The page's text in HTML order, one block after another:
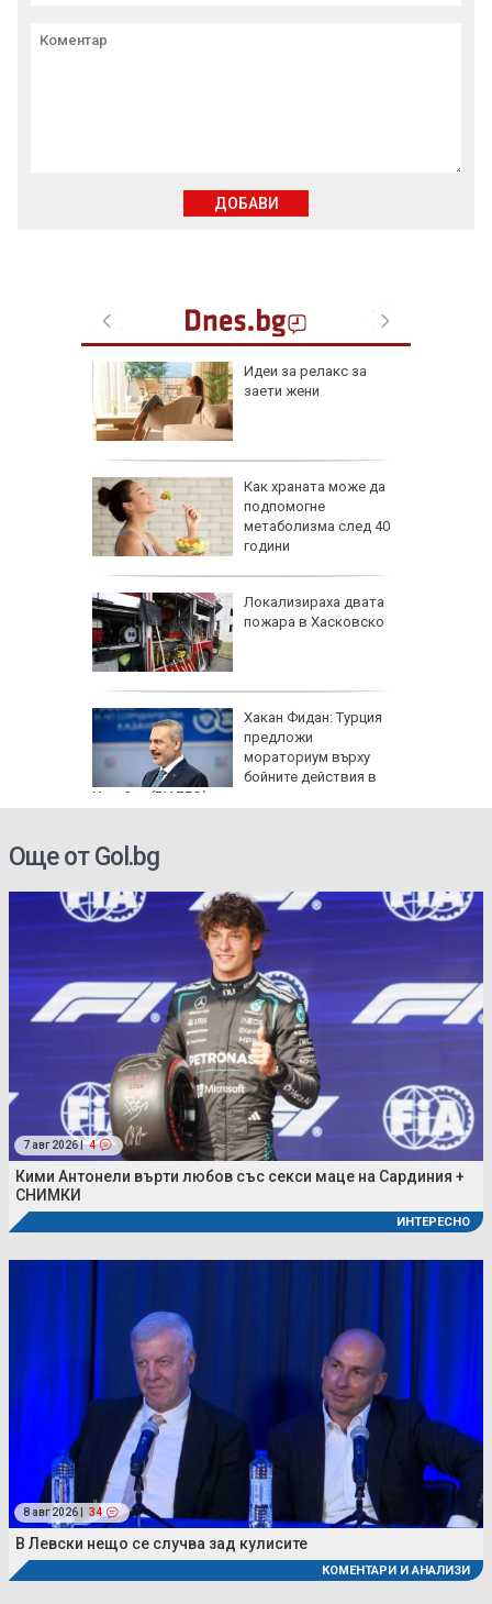
Идеи за релакс за
заети жени
Как храната може да
подпомогне
метаболизма след 40
години
Локализираха двата
пожара в Хасковско
Хакан Фидан: Турция
предложи
мораториум върху
бойните действия в
Украйна (ВИДЕО)
ДОБАВИ
Още от Gol.bg
7 авг 2026 | 4
Кими Антонели върти любов със секси маце на Сардиния +
СНИМКИ
ИНТЕРЕСНО
8 авг 2026 | 34
В Левски нещо се случва зад кулисите
КОМЕНТАРИ И АНАЛИЗИ